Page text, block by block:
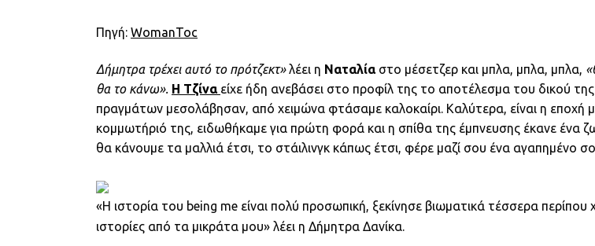
Πηγή: WomanToc
Δήμητρα τρέχει αυτό το πρότζεκτ»λέει η Ναταλία στο μέσετζερ και μπλα, μπλα, μπλα,
θα το κάνω». Η Τζίνα είχε ήδη ανεβάσει στο προφίλ της το αποτέλεσμα του δικού της
πραγμάτων μεσολάβησαν, από χειμώνα φτάσαμε καλοκαίρι. Καλύτερα, είναι η εποχή
κομμωτήριό της, ειδωθήκαμε για πρώτη φορά και η σπίθα της έμπνευσης έκανε ένα
θα κάνουμε τα μαλλιά έτσι, το στάιλινγκ κάπως έτσι, φέρε μαζί σου ένα αγαπημένο
«Η ιστορία του being me είναι πολύ προσωπική, ξεκίνησε βιωματικά τέσσερα
ιστορίες από τα μικράτα μου» λέει η Δήμητρα Δανίκα.